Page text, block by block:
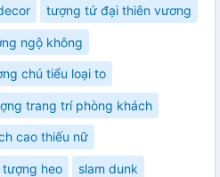
tượng tứ đại thiên vương
ngộ không
chú tiểu loại to
trang trí phòng khách
cao thiếu nữ
tượng heo slam dunk